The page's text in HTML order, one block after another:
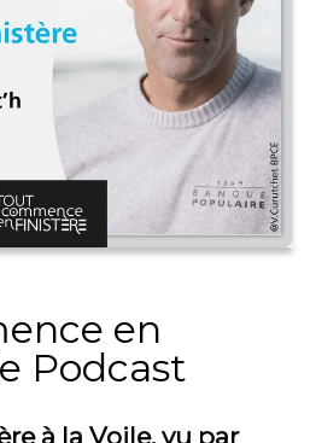
en
Podcast
à la Voile, vu par